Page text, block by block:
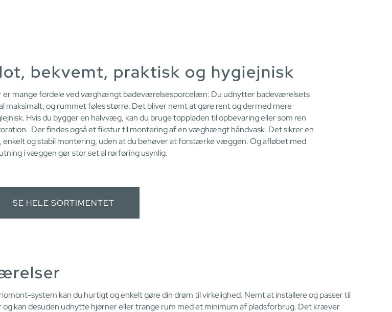
bekvemt, praktisk og hygiejnisk
er mange fordele ved væghængt badeværelsesporcelæn: Du udnytter badeværelsets
maksimalt, og rummet føles større. Det bliver nemt at gøre rent og dermed mere
Hvis du bygger en halvvæg, kan du bruge toppladen til opbevaring eller som ren
Der findes også et fikstur til montering af en væghængt håndvask. Det sikrer en
enkelt og stabil montering, uden at du behøver at forstærke væggen. Og afløbet med
i væggen gør stor set al rørføring usynlig.
SE HELE SORTIMENTET
system kan du hurtigt og enkelt gøre din drøm til virkelighed. Nemt at installere og passer til
kan desuden udnytte hjørner eller trange rum med et minimum af pladsforbrug. Det kræver